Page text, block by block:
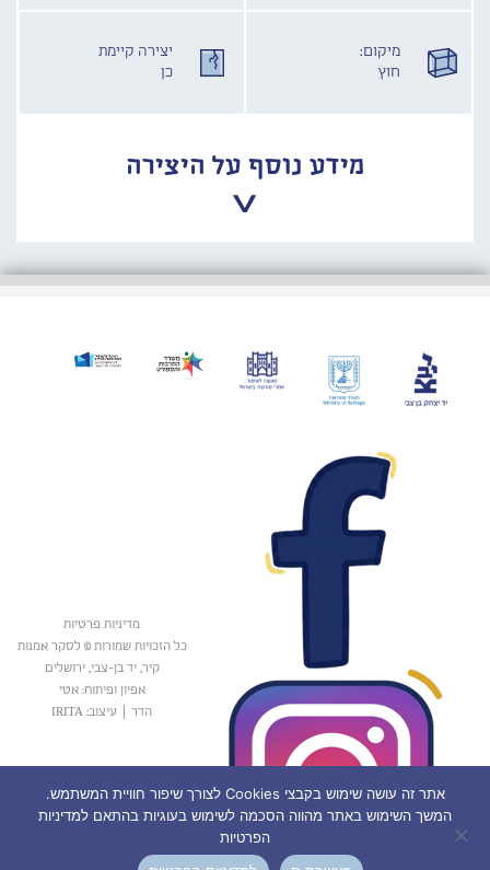
מיקום:
חוץ
יצירה קיימת
כן
מידע נוסף על היצירה
מדיניות פרטיות
כל הזכויות שמורות © לסקר אמנות
קיר, יד בן-צבי, ירושלים
אפיון ופיתוח: אטי
הדר
עיצוב: IRITA
אתר זה עושה שימוש בקבצי Cookies לצורך שיפור חוויית המשתמש.
המשך השימוש באתר מהווה הסכמה לשימוש בעוגיות בהתאם למדיניות
הפרטיות